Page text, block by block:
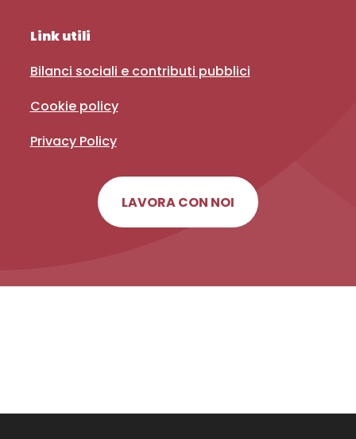
Link utili
Bilanci sociali e contributi pubblici
Cookie policy
Privacy Policy
LAVORA CON NOI